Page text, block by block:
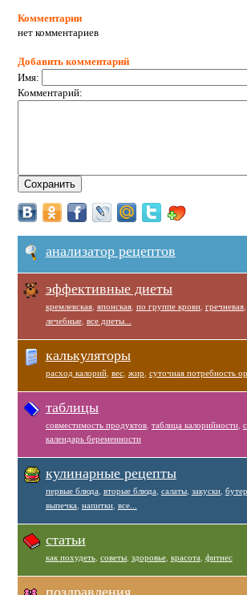
Комментарии
нет комментариев
Добавить комментарий
Имя:
Комментарий:
анализатор рецептов
эффективные диеты
кремлевская, японская, по группе крови, гречневая,
лечебные, все диеты...
калькуляторы
расход калорий, вес, жир суточная потребность
таблицы
совместимость продуктов, таблица калорийности,
календарь беременности
кулинарные рецепты
первые блюда вторые блюда салаты, закуски,
выпечка напитки, все...
статьи
как похудеть, советы, здоровье, красота фитнес
поздравления